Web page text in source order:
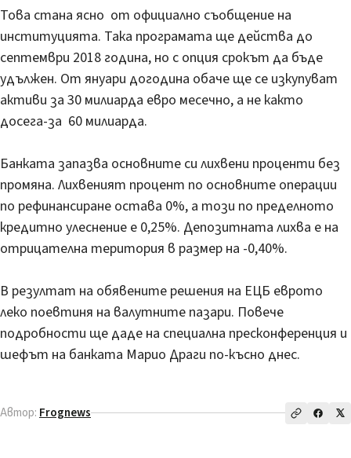
Това стана ясно от официално съобщение на
институцията. Така програмата ще действа до
септември 2018 година, но с опция срокът да бъде
удължен. От януари догодина обаче ще се изкупуват
активи за 30 милиарда евро месечно, а не както
досега-за 60 милиарда.
Банката запазва основните си лихвени проценти без
промяна. Лихвеният процент по основните операции
по рефинансиране остава 0%, а този по пределното
кредитно улеснение е 0,25%. Депозитната лихва е на
отрицателна територия в размер на -0,40%.
В резултат на обявените решения на ЕЦБ еврото
леко поевтиня на валутните пазари. Повече
подробности ще даде на специална пресконференция и
шефът на банката Марио Драги по-късно днес.
Автор: Frognews